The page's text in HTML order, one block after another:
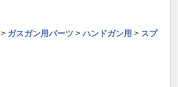
> ガスガン用パーツ > ハンドガン用 > スプ